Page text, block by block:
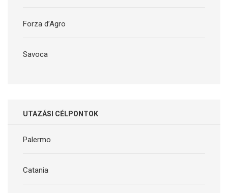
Forza d’Agro
Savoca
UTAZÁSI CÉLPONTOK
Palermo
Catania